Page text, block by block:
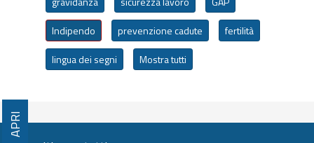
Indipendo
prevenzione cadute
fertilità
lingua dei segni
Mostra tutti
APRI